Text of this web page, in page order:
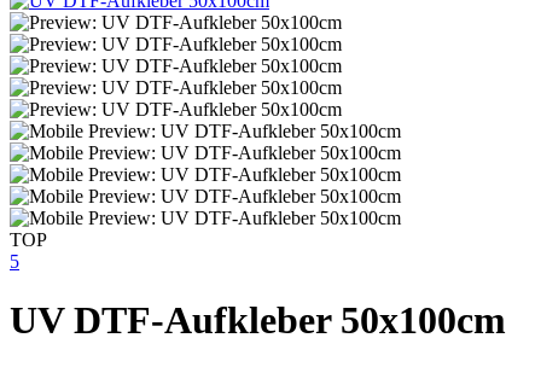
TOP
5
UV DTF-Aufkleber 50x100cm